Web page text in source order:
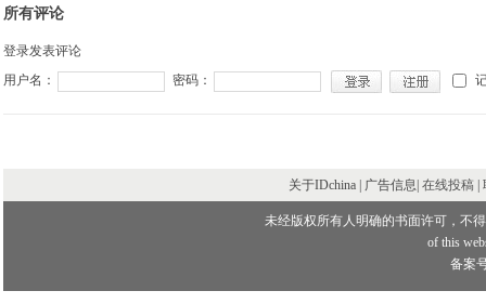
所有评论
登录发表评论
用户名：
密码：
关于IDchina | 广告信息| 在线投稿
未经版权所有人明确的书面许可，不
of this
备案